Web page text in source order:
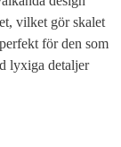
vilket gör skalet
för den som
lyxiga detaljer